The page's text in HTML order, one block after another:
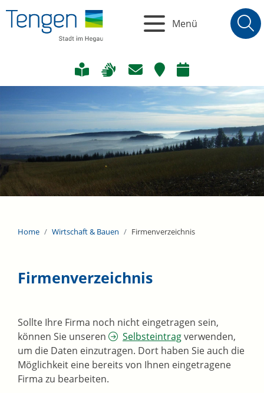
Menü
Home Wirtschaft & Bauen Firmenverzeichnis
Firmenverzeichnis
Sollte Ihre Firma noch nicht eingetragen sein,
können Sie unseren
Selbsteintragverwenden,
um die Daten einzutragen. Dort haben Sie auch die
Möglichkeit eine bereits von Ihnen eingetragene
Firma zu bearbeiten.